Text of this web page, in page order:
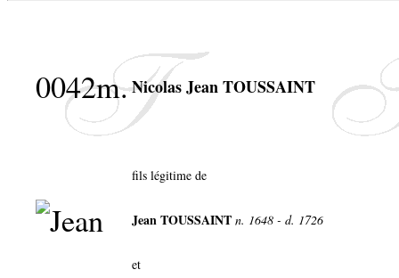
0042m.Nicolas Jean TOUSSAINT
fils légitime de
Jean TOUSSAINT n. 1648 - d. 1726
et